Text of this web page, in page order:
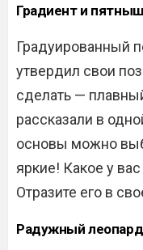
Градиент и
Градуированный
утвердил свои
сделать —
рассказали в
основы можно
яркие! Какое у
Отразите его в
Радужный